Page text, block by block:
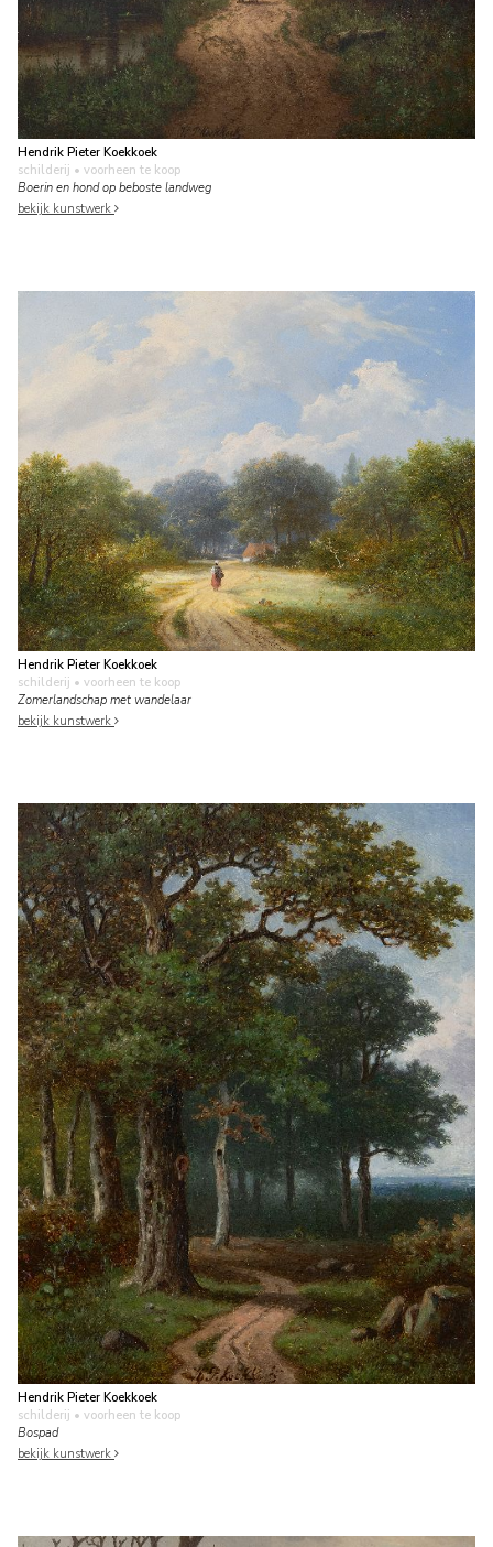
Hendrik Pieter Koekkoek
schilderij • voorheen te koop
Boerin en hond op beboste landweg
bekijk kunstwerk
Hendrik Pieter Koekkoek
schilderij • voorheen te koop
Zomerlandschap met wandelaar
bekijk kunstwerk
Hendrik Pieter Koekkoek
schilderij • voorheen te koop
Bospad
bekijk kunstwerk